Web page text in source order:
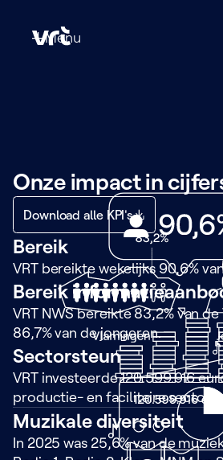
Menu
Onze impact in
Download alle KPI's
Bereik
VRT bereikte wekelijks 90,6%
Bereik
VRT NWS bereikte 83,2% van
86,7% van de jongeren.
Sectorsteun
VRT investeerde 120.599.916
productie- en facilitaire sector.
Muzikale diversiteit
In 2025 was 25,6% van de